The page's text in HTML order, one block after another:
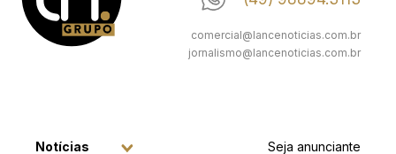
comercial@lancenoticias.com.br
jornalismo@lancenoticias.com.br
Notícias Seja anunciante